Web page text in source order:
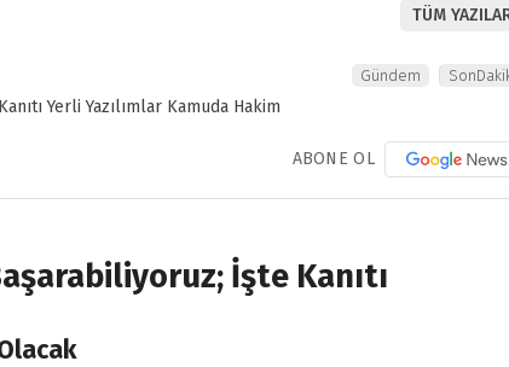
TÜM
Gündem
ABONE OL
İşte Kanıtı